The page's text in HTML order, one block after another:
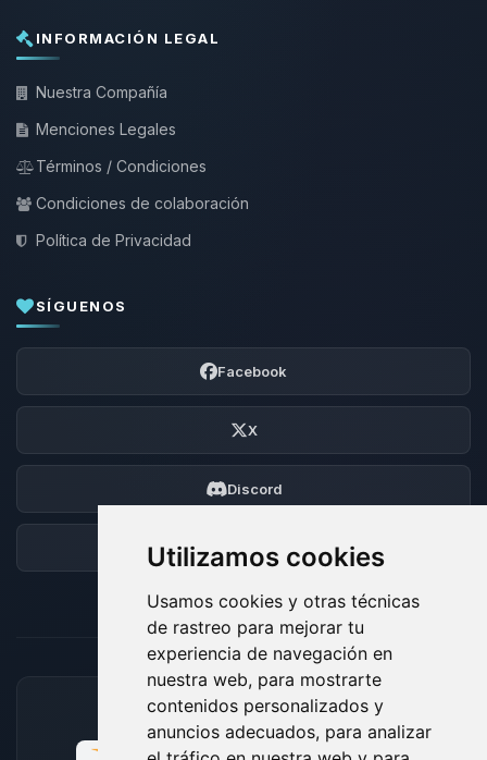
Utilizamos cookies
Usamos cookies y otras técnicas
de rastreo para mejorar tu
experiencia de navegación en
nuestra web, para mostrarte
contenidos personalizados y
anuncios adecuados, para analizar
INFORMACIÓN LEGAL
Nuestra Compañía
Menciones Legales
Términos / Condiciones
Condiciones de colaboración
Política de Privacidad
SÍGUENOS
Facebook
X
Discord
Foro
MÉTODOS DE PAGO ACEPTADOS